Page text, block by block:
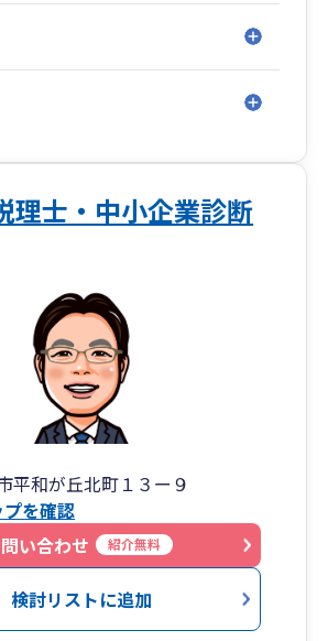
コンサルティング
・企業評価コンサルティング
導入運用支援サービス
ビス
ングサービス
ントオフィス
エキスパート
理店
央区舞鶴2-8-20 092-781-0251
央区坪井6-23-3 096-345-6211
2-1-5 0985-77-5477
市中町11-4 099-248-8778
岡市中央区長浜2-2-8 092-718-
理士・中小企業診断
平和が丘北町１３ー９
を確認
い合わせ
紹介無料
検討リストに追加